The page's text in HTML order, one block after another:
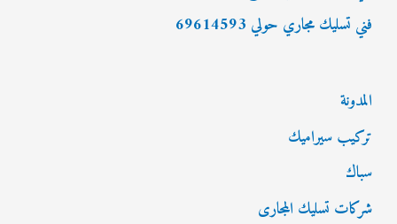
فني تسليك مجاري حولي 69614593
المدونة
تركيب سيراميك
سباك
شركات تسليك المجارى